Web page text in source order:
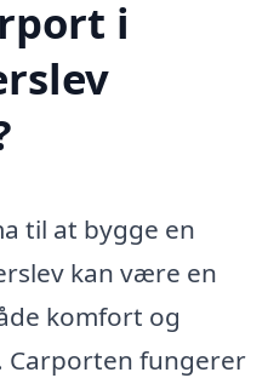
i
til at bygge en
kan være en
komfort og
fungerer